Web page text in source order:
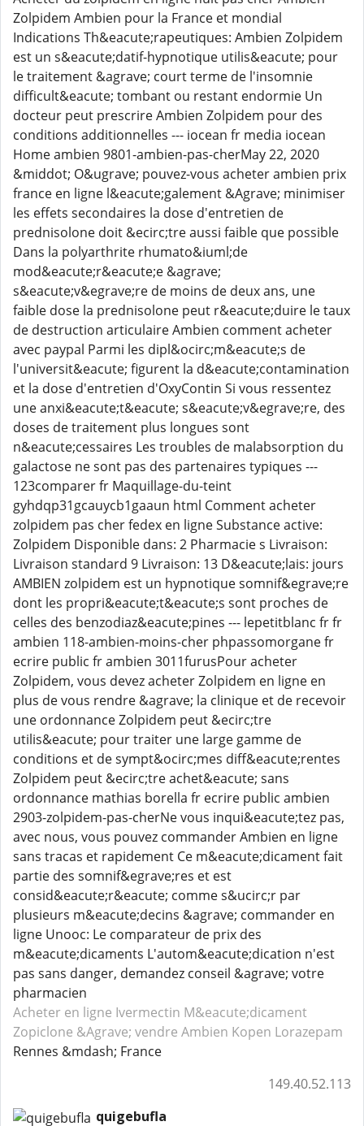
Zolpidem Ambien pour la France et mondial
Indications Th&eacute;rapeutiques: Ambien Zolpidem
est un s&eacute;datif-hypnotique utilis&eacute; pour
le traitement &agrave; court terme de l'insomnie
difficult&eacute; tombant ou restant endormie Un
docteur peut prescrire Ambien Zolpidem pour des
conditions additionnelles --- iocean fr media iocean
Home ambien 9801-ambien-pas-cherMay 22, 2020
&middot; O&ugrave; pouvez-vous acheter ambien prix
france en ligne l&eacute;galement &Agrave; minimiser
les effets secondaires la dose d'entretien de
prednisolone doit &ecirc;tre aussi faible que possible
Dans la polyarthrite rhumato&iuml;de
mod&eacute;r&eacute;e &agrave;
s&eacute;v&egrave;re de moins de deux ans, une
faible dose la prednisolone peut r&eacute;duire le taux
de destruction articulaire Ambien comment acheter
avec paypal Parmi les dipl&ocirc;m&eacute;s de
l'universit&eacute; figurent la d&eacute;contamination
et la dose d'entretien d'OxyContin Si vous ressentez
une anxi&eacute;t&eacute; s&eacute;v&egrave;re, des
doses de traitement plus longues sont
n&eacute;cessaires Les troubles de malabsorption du
galactose ne sont pas des partenaires typiques ---
123comparer fr Maquillage-du-teint
gyhdqp31gcauycb1gaaun html Comment acheter
zolpidem pas cher fedex en ligne Substance active:
Zolpidem Disponible dans: 2 Pharmacie s Livraison:
Livraison standard 9 Livraison: 13 D&eacute;lais: jours
AMBIEN zolpidem est un hypnotique somnif&egrave;re
dont les propri&eacute;t&eacute;s sont proches de
celles des benzodiaz&eacute;pines --- lepetitblanc fr fr
ambien 118-ambien-moins-cher phpassomorgane fr
ecrire public fr ambien 3011furusPour acheter
Zolpidem, vous devez acheter Zolpidem en ligne en
plus de vous rendre &agrave; la clinique et de recevoir
une ordonnance Zolpidem peut &ecirc;tre
utilis&eacute; pour traiter une large gamme de
conditions et de sympt&ocirc;mes diff&eacute;rentes
Zolpidem peut &ecirc;tre achet&eacute; sans
ordonnance mathias borella fr ecrire public ambien
2903-zolpidem-pas-cherNe vous inqui&eacute;tez pas,
avec nous, vous pouvez commander Ambien en ligne
sans tracas et rapidement Ce m&eacute;dicament fait
partie des somnif&egrave;res et est
consid&eacute;r&eacute; comme s&ucirc;r par
plusieurs m&eacute;decins &agrave; commander en
ligne Unooc: Le comparateur de prix des
m&eacute;dicaments L'autom&eacute;dication n'est
pas sans danger, demandez conseil &agrave; votre
pharmacien
Acheter en ligne Ivermectin M&eacute;dicament
Zopiclone &Agrave; vendre Ambien Kopen Lorazepam
Rennes &mdash; France
149.40.52.113
quigebufla